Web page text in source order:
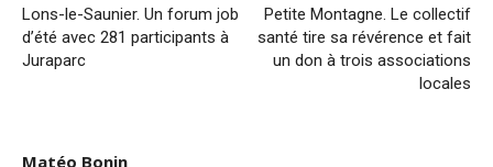
Lons-le-Saunier. Un forum job
d’été avec 281 participants à
Juraparc
Petite Montagne. Le collectif
santé tire sa révérence et fait
un don à trois associations
locales
Matéo Bonin